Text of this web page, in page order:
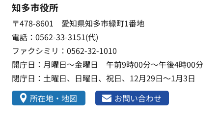
知多市役所
〒478-8601 愛知県知多市緑町1番地
電話：0562-33-3151(代)
ファクシミリ：0562-32-1010
開庁日：月曜日～金曜日 午前9時00分～午後4時00分
閉庁日：土曜日、日曜日、祝日、12月29日～1月3日
所在地・地図
お問い合わせ